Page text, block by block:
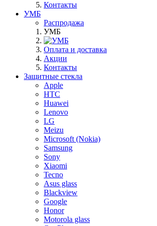
Контакты
УМБ
Распродажа
УМБ
Оплата и доставка
Акции
Контакты
Защитные стекла
Apple
HTC
Huawei
Lenovo
LG
Meizu
Microsoft (Nokia)
Samsung
Sony
Xiaomi
Tecno
Asus glass
Blackview
Google
Honor
Motorola glass